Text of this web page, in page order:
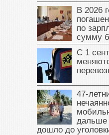
В 2026
по
сумму
С 1
дальше
дошло до